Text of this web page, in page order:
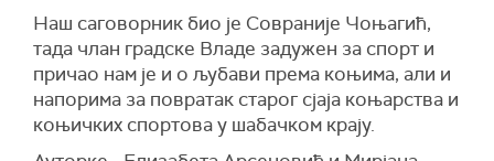
Наш саговорник био је Совраније Чоњагић,
тада члан градске Владе задужен за спорт и
причао нам је и о љубави према коњима, али и
напорима за повратак старог сјаја коњарства и
коњичких спортова у шабачком крају.